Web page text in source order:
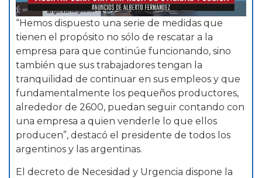
“Hemos dispuesto una serie de medidas que
tienen el propósito no sólo de rescatar a la
empresa para que continúe funcionando, sino
también que sus trabajadores tengan la
tranquilidad de continuar en sus empleos y que
fundamentalmente los pequeños productores,
alrededor de 2600, puedan seguir contando con
una empresa a quien venderle lo que ellos
producen”, destacó el presidente de todos los
argentinos y las argentinas.
El decreto de Necesidad y Urgencia dispone la